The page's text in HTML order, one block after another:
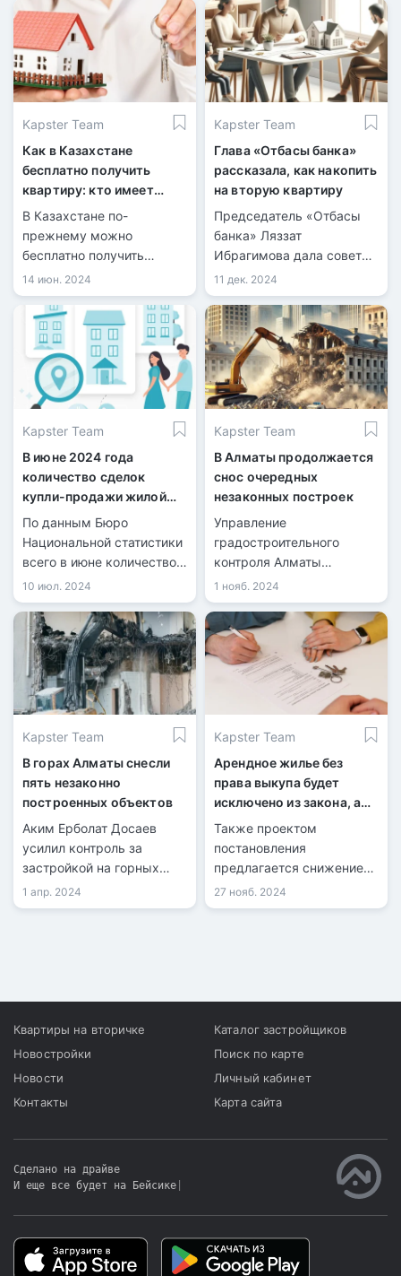
Kapster Team
Как в Казахстане
бесплатно получить
квартиру: кто имеет
право и на каких
В Казахстане по-
прежнему можно
бесплатно получить
квартиру от государства,
а реформы жилищной
политики расширяют эти
возможности.
14 июн. 2024
Kapster Team
Глава «Отбасы банка»
рассказала, как накопить
на вторую квартиру
Председатель «Отбасы
банка» Ляззат
Ибрагимова дала советы
по покупке второго
жилья.
11 дек. 2024
Kapster Team
В июне 2024 года
количество сделок
купли-продажи жилой
недвижимости
увеличилось на 6%
По данным Бюро
Национальной статистики
всего в июне количество
зарегистрированных
сделок купли-продажи
жилья составило 32 943,
из них 8 058 по
индивидуальным домам и
24 885 по квартирам в
многоквартирных домах.
10 июл. 2024
Kapster Team
В Алматы продолжается
снос очередных
незаконных построек
Управление
градостроительного
контроля Алматы
продолжает снос
незаконных построек,
возведённых с
нарушениями. Очередная
проверка выявила
нарушения в
строительстве объектов.
1 нояб. 2024
Kapster Team
В горах Алматы снесли
пять незаконно
построенных объектов
Аким Ерболат Досаев
усилил контроль за
застройкой на горных
склонах и в предгорье
города Алматы.
1 апр. 2024
Kapster Team
Арендное жилье без
права выкупа будет
исключено из закона, а
приватизация станет
возможной – проект
Также проектом
постановления
предлагается снижение
взноса при оформлении
рассрочки.
27 нояб. 2024
Квартиры на вторичке
Новостройки
Новости
Контакты
Каталог застройщиков
Поиск по карте
Личный кабинет
Карта сайта
Сделано на драйве
И еще все будет на Бейсике